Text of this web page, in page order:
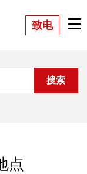
致电
点